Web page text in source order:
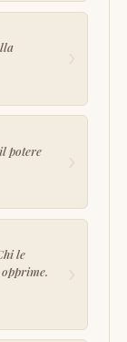
potere
le